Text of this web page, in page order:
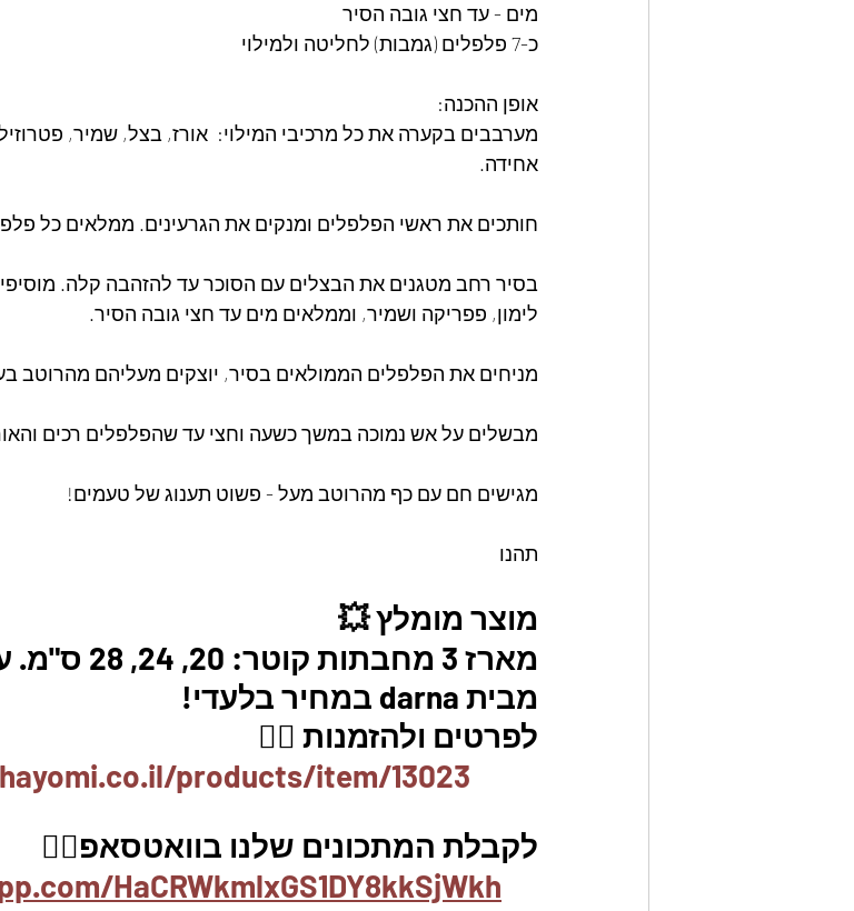
מים - עד חצי גובה הסיר
כ-7 פלפלים (גמבות) לחליטה ולמילוי
אופן ההכנה:
מערבבים בקערה את כל מרכיבי המילוי:  אורז, בצל, שמיר,
אחידה.
חותכים את ראשי הפלפלים ומנקים את הגרעינים. ממלאים כל
בסיר רחב מטגנים את הבצלים עם הסוכר עד להזהבה קלה.
לימון, פפריקה ושמיר, וממלאים מים עד חצי גובה הסיר.
מניחים את הפלפלים הממולאים בסיר, יוצקים מעליהם מהרוטב
מבשלים על אש נמוכה במשך כשעה וחצי עד שהפלפלים רכים
מגישים חם עם כף מהרוטב מעל - פשוט תענוג של טעמים!
תהנו
מוצר מומלץ 💥
מארז 3
מבית darna במחיר בלעדי!
לפרטים ולהזמנות 👇🏼
products/item/13023
לקבלת המתכונים שלנו בוואטסאפ👇🏽
HaCRWkmlxGS1DY8kkSjWkh